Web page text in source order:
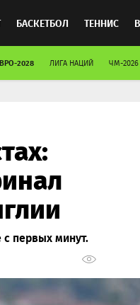
БАСКЕТБОЛ ТЕННИС
2028 ЛИГА НАЦИЙ ЧМ-2026
первых минут.